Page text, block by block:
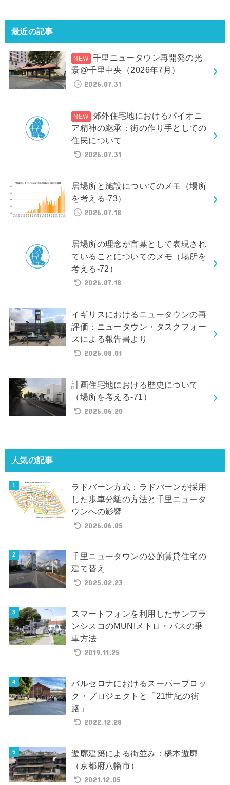
最近の記事
千里ニュータウン再開発の光
景@千里中央（2026年7月）
2026.07.31
郊外住宅地におけるパイオニ
ア精神の継承：街の作り手としての
住民について
2026.07.31
居場所と施設についてのメモ（場所
を考える-73）
2026.07.18
居場所の理念が言葉として表現され
ていることについてのメモ（場所を
考える-72）
2026.07.18
イギリスにおけるニュータウンの再
評価：ニュータウン・タスクフォー
スによる報告書より
2026.08.01
計画住宅地における歴史について
（場所を考える-71）
2026.06.20
人気の記事
ラドバーン方式：ラドバーンが採用
した歩車分離の方法と千里ニュータ
ウンへの影響
2026.06.05
千里ニュータウンの公的賃貸住宅の
建て替え
2025.02.23
スマートフォンを利用したサンフラ
ンシスコのMUNIメトロ・バスの乗
車方法
2019.11.25
バルセロナにおけるスーパーブロッ
ク・プロジェクトと「21世紀の街
路」
2022.12.28
遊廓建築による街並み：橋本遊廓
（京都府八幡市）
2021.12.05